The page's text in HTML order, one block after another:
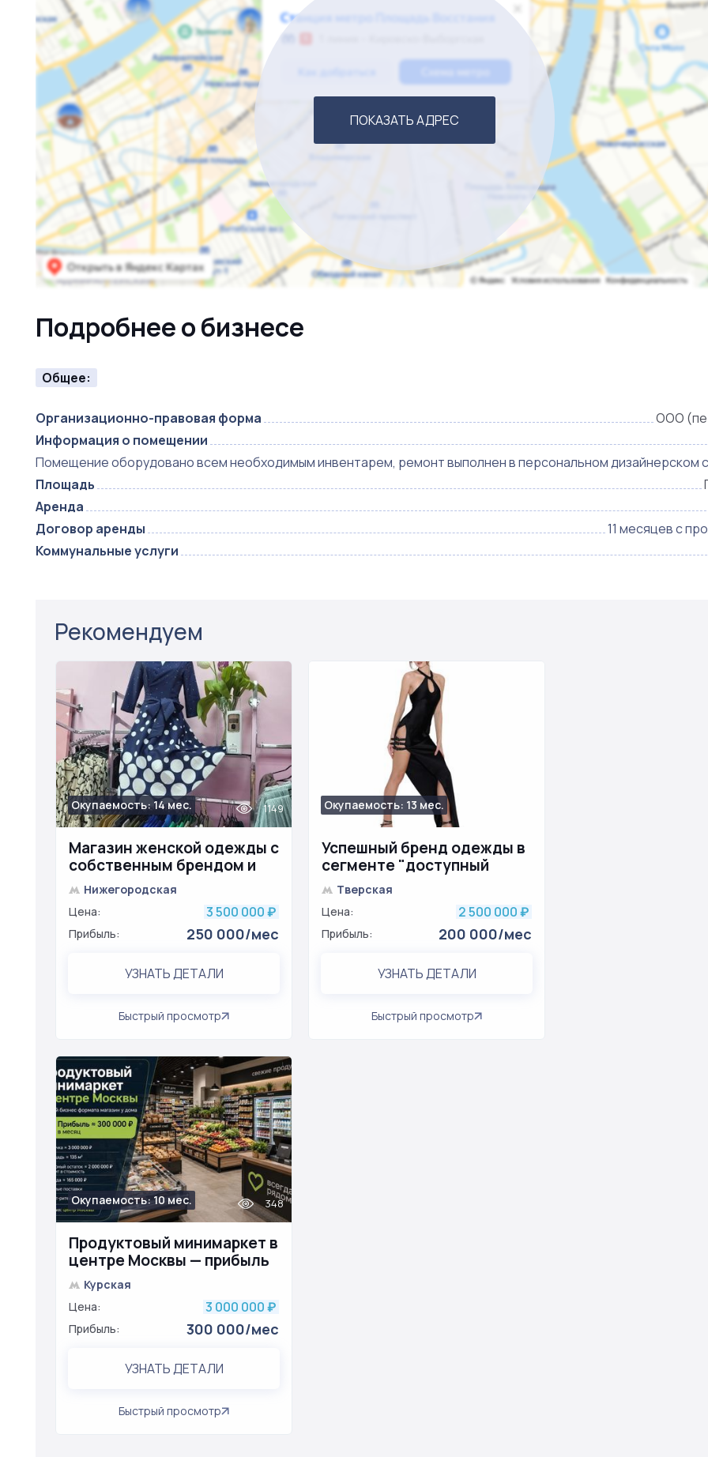
ПОКАЗАТЬ АДРЕС
Подробнее о бизнесе
Общее:
Организационно-правовая форма
ООО
Информация о помещении
Помещение оборудовано всем необходимым инвентарем, ремонт выполнен в персональном дизайнерском
Площадь
Аренда
Договор аренды
11 месяцев с
Коммунальные услуги
Рекомендуем
Магазин женской одежды с
собственным брендом и
прибылью 250К
Окупаемость: 14 мес. 1149
Нижегородская
Цена:
3 500 000 ₽
Прибыль: 250 000/мес
УЗНАТЬ ДЕТАЛИ
Быстрый просмотр
Успешный бренд одежды в
сегменте "доступный
люкс"
Окупаемость: 13 мес.
Тверская
Цена:
2 500 000 ₽
Прибыль: 200 000/мес
УЗНАТЬ ДЕТАЛИ
Быстрый просмотр
Продуктовый минимаркет в
центре Москвы — прибыль
≈ 300 000 ₽ в месяц
Окупаемость: 10 мес. 348
Курская
Цена:
3 000 000 ₽
Прибыль: 300 000/мес
УЗНАТЬ ДЕТАЛИ
Быстрый просмотр